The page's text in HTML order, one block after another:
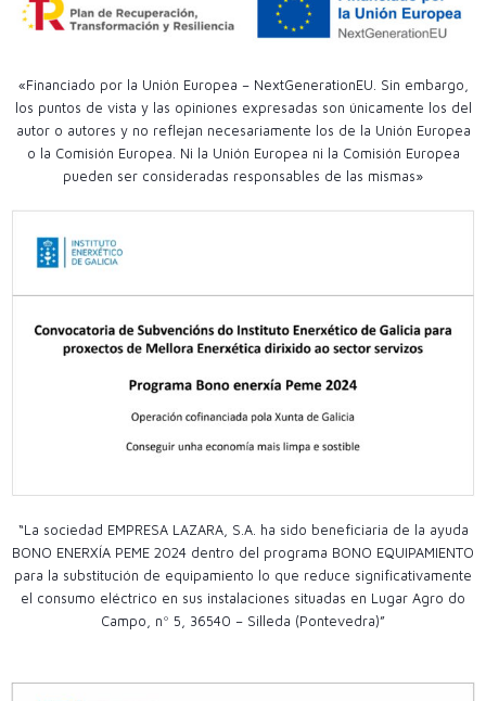
«Financiado por la Unión Europea – NextGenerationEU. Sin embargo,
los puntos de vista y las opiniones expresadas son únicamente los del
autor o autores y no reflejan necesariamente los de la Unión Europea
o la Comisión Europea. Ni la Unión Europea ni la Comisión Europea
pueden ser consideradas responsables de las mismas»
“La sociedad EMPRESA LAZARA, S.A. ha sido beneficiaria de la ayuda
BONO ENERXÍA PEME 2024 dentro del programa BONO EQUIPAMIENTO
para la substitución de equipamiento lo que reduce significativamente
el consumo eléctrico en sus instalaciones situadas en Lugar Agro do
Campo, nº 5, 36540 – Silleda (Pontevedra)”